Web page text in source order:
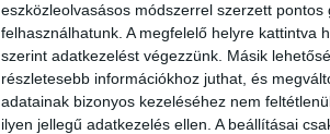
eszközleolvasásos módszerrel szerzett
felhasználhatunk. A megfelelő helyre kattintva
szerint adatkezelést végezzünk. Másik
részletesebb információkhoz juthat, és
adatainak bizonyos kezeléséhez nem
ilyen jellegű adatkezelés ellen. A beállításai